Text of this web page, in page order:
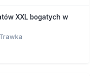
XXL bogatych w